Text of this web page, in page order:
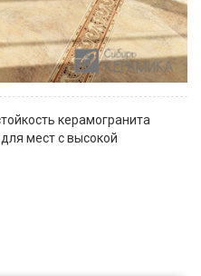
керамогранита
мест с высокой